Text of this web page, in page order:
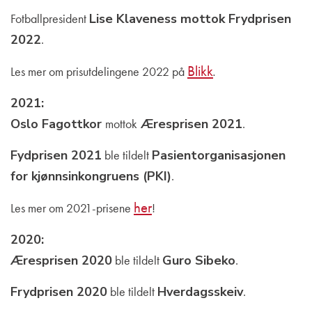
Fotballpresident Lise Klaveness mottok Frydprisen
2022.
Les mer om prisutdelingene 2022 på Blikk.
2021:
Oslo Fagottkor mottok Æresprisen 2021.
Fydprisen 2021 ble tildelt Pasientorganisasjonen
for kjønnsinkongruens (PKI).
Les mer om 2021-prisene her!
2020:
Æresprisen 2020 ble tildelt Guro Sibeko.
Frydprisen 2020 ble tildelt Hverdagsskeiv.